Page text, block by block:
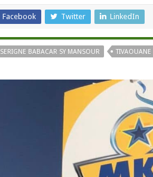
Facebook Twitter LinkedIn
SERIGNE BABACAR SY MANSOUR TIVAOUANE